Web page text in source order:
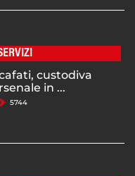
custodiva
in ...
5744